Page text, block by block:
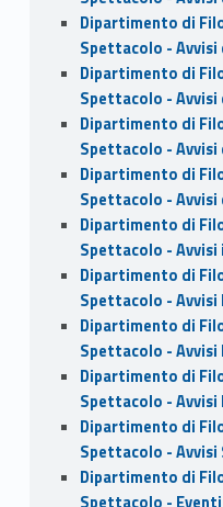
Dipartimento di
Spettacolo -
Dipartimento di
Spettacolo -
Dipartimento di
Spettacolo -
Dipartimento di
Spettacolo -
Dipartimento di
Spettacolo - Avvisi
Dipartimento di
Spettacolo - Avvisi
Dipartimento di
Spettacolo - Avvisi
Dipartimento di
Spettacolo - Avvisi
Dipartimento di
Spettacolo - Avvisi
Dipartimento di
Spettacolo - Eventi